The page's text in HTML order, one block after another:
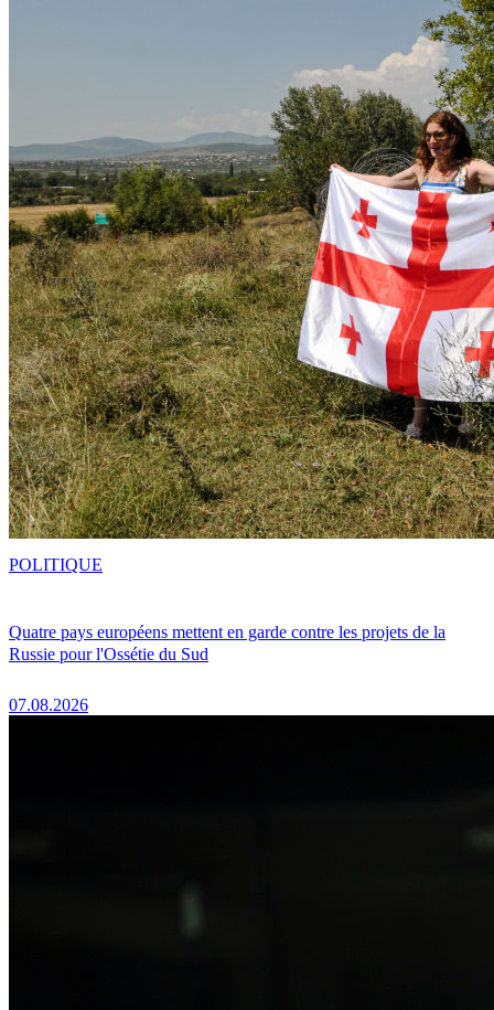
Quatre pays européens mettent en garde contre les projets de la
Russie pour l'Ossétie du Sud
07.08.2026
POLITIQUE